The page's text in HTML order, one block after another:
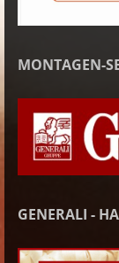
MONTAGEN-
GENERALI -